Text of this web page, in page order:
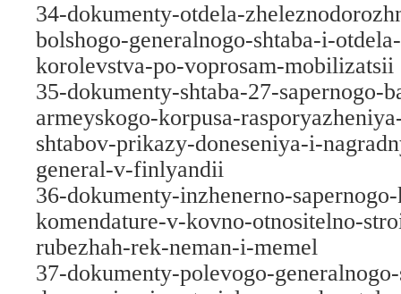
34-dokumenty-otdela-
bolshogo-generalnogo-shtaba-i-
korolevstva-po-voprosam-mobilizatsii
35-dokumenty-shtaba-27-sapernogo-
armeyskogo-korpusa-
shtabov-prikazy-doneseniya-i-
general-v-finlyandii
36-dokumenty-inzhenerno-
komendature-v-kovno-otnositelno-
rubezhah-rek-neman-i-memel
37-dokumenty-polevogo-